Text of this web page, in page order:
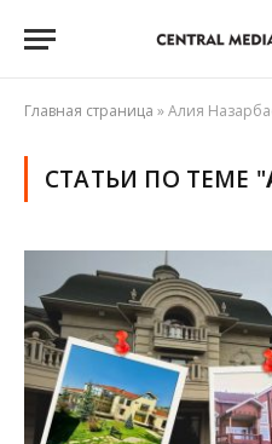
Главная страница »Алия
СТАТЬИ ПО ТЕМЕ "